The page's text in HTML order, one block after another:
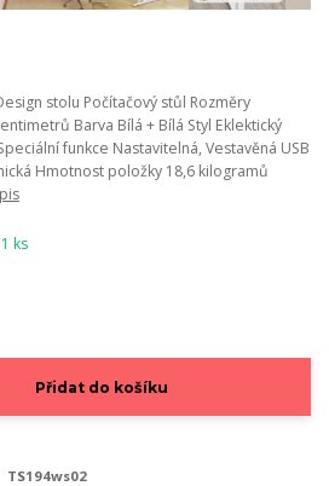
stolu Počítačový stůl Rozměry
Barva Bílá + Bílá Styl Eklektický
funkce Nastavitelná, Vestavěná USB
Hmotnost položky 18,6 kilogramů
ks
Přidat do košíku
TS194ws02